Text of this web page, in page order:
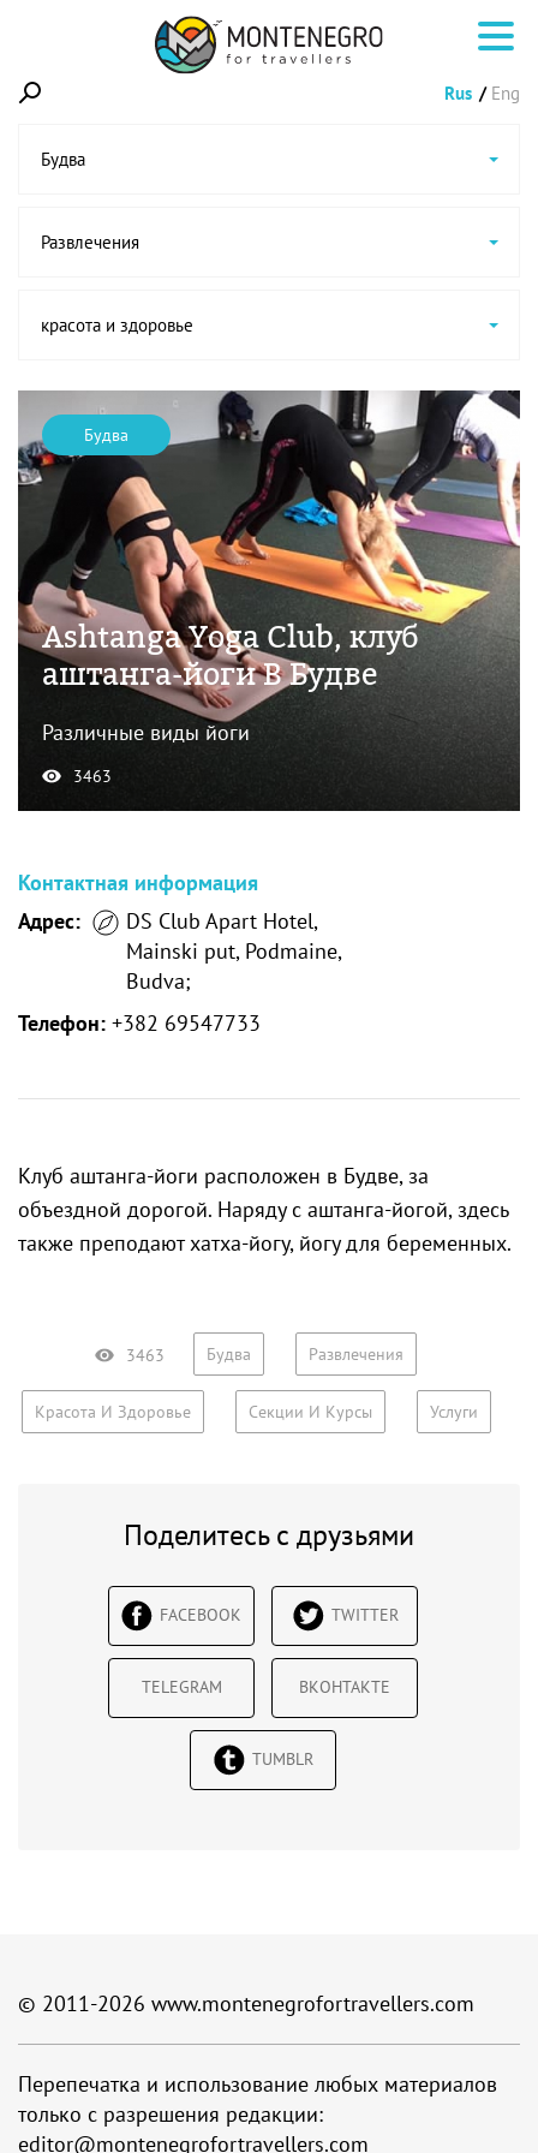
Rus Eng
Будва
Развлечения
красота и здоровье
Будва
Ashtanga Yoga Club, клуб
аштанга-йоги В Будве
Различные виды йоги
3463
Контактная информация
Адрес:
DS Club Apart Hotel,
Mainski put, Podmaine,
Budva;
Телефон: +382 69547733
Клуб аштанга-йоги расположен в Будве, за
объездной дорогой. Наряду с аштанга-йогой, здесь
также преподают хатха-йогу, йогу для беременных.
3463 Будва Развлечения
Красота И Здоровье Секции И Курсы Услуги
Поделитесь с друзьями
FACEBOOK TWITTER
TELEGRAM ВКОНТАКТЕ
TUMBLR
© 2011-2026 www.montenegrofortravellers.com
Перепечатка и использование любых материалов
только с разрешения редакции:
editor@montenegrofortravellers.com